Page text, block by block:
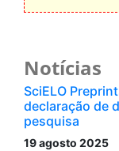
Notícias
SciELO
declaração de
pesquisa
19 agosto 2025